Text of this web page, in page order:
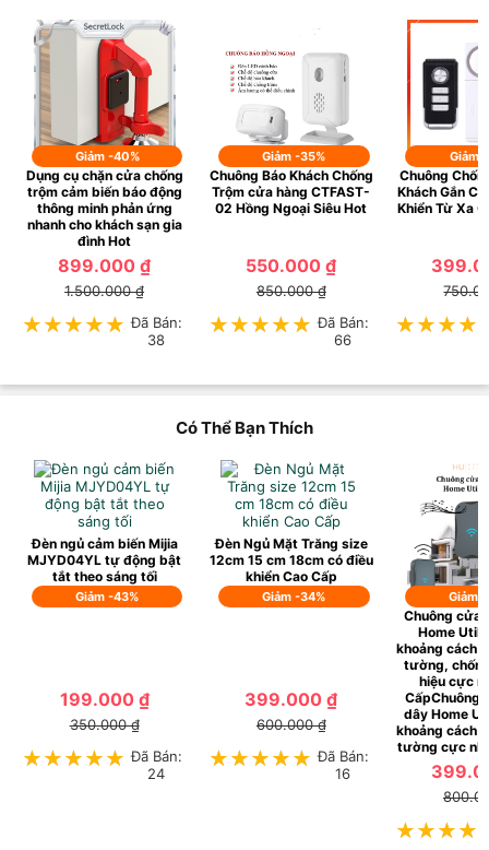
Giảm -40%
Dụng cụ chặn cửa chống
trộm cảm biến báo động
thông minh phản ứng
nhanh cho khách sạn gia
đình Hot
899.000 ₫
1.500.000 ₫
★★★★★
★★★★★ Đã Bán:
38
Giảm -35%
Chuông Báo Khách Chống
Trộm cửa hàng CTFAST-
02 Hồng Ngoại Siêu Hot
550.000 ₫
850.000 ₫
★★★★★
★★★★★ Đã Bán:
66
Giảm
Chuông
Khách Gắn
Khiển Từ Xa
Có Thể Bạn Thích
Giảm -43%
Đèn ngủ cảm biến Mijia
MJYD04YL tự động bật
tắt theo sáng tối
199.000 ₫
350.000 ₫
★★★★★
★★★★★ Đã Bán:
24
Giảm -34%
Đèn Ngủ Mặt Trăng size
12cm 15 cm 18cm có điều
khiển Cao Cấp
399.000 ₫
600.000 ₫
★★★★★
★★★★★ Đã Bán:
16
Giảm
Chuông cửa
Home
khoảng cách
tường,
hiệu cực
CấpChuông
dây Home
khoảng cách
tường cực